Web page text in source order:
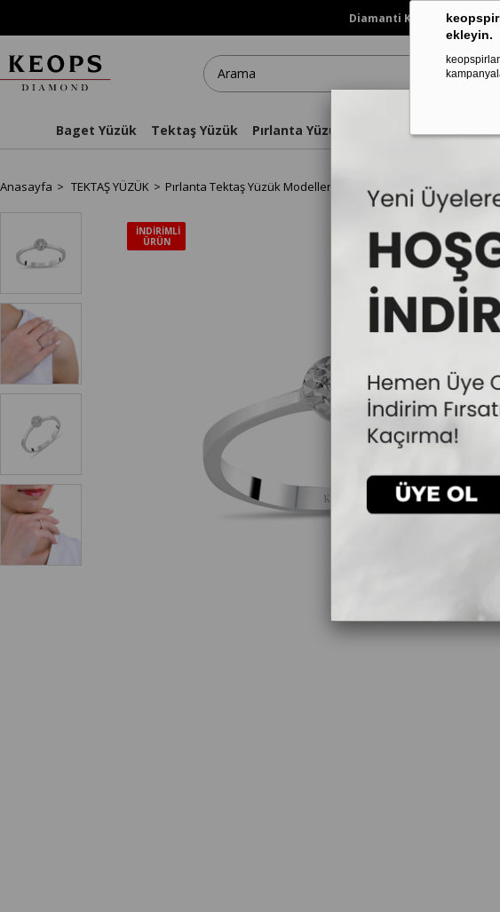
ekleyin.
Diamanti Koleksiyonunda
Baget Yüzük Tektaş Yüzük Pırlanta Yüzükler
Anasayfa TEKTAŞ YÜZÜK Pırlanta Tektaş Yüzük Modelleri Özel Tasarım Tektaş Yüzük
İNDIRIMLI
ÜRÜN